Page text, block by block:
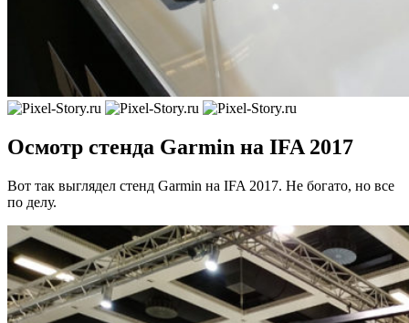
Осмотр стенда Garmin на IFA 2017
Вот так выглядел стенд Garmin на IFA 2017. Не богато, но все
по делу.